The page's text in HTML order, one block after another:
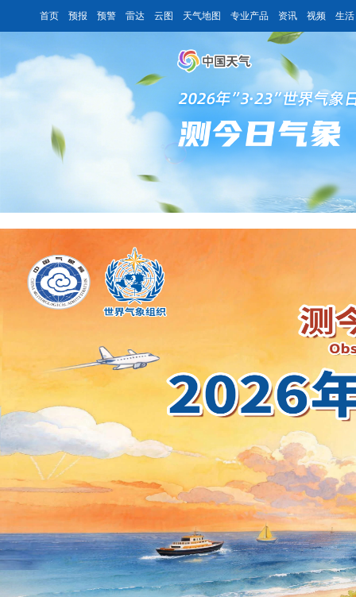
首页 预报 预警 雷达 云图 天气地图 专业产品 资讯 视频 生活